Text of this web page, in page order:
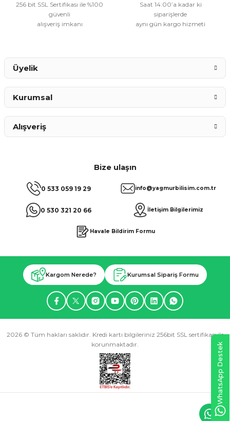
256 bit SSL Sertifikası ile %100
güvenli
alışveriş imkanı
Saat 14:00’a kadar ki
siparişlerde
aynı gün kargo hizmeti
Bize ulaşın
0 533 059 19 29
0 530 321 20 66
info@yagmurbilisim.com.tr
İletişim Bilgilerimiz
Havale Bildirim Formu
Üyelik
Kurumsal
Alışveriş
Kargom Nerede? Kurumsal Sipariş Formu
2026 © Tüm hakları saklıdır. Kredi kartı bilgileriniz 256bit SSL sertifikası ile
korunmaktadır.
WhatsApp Destek